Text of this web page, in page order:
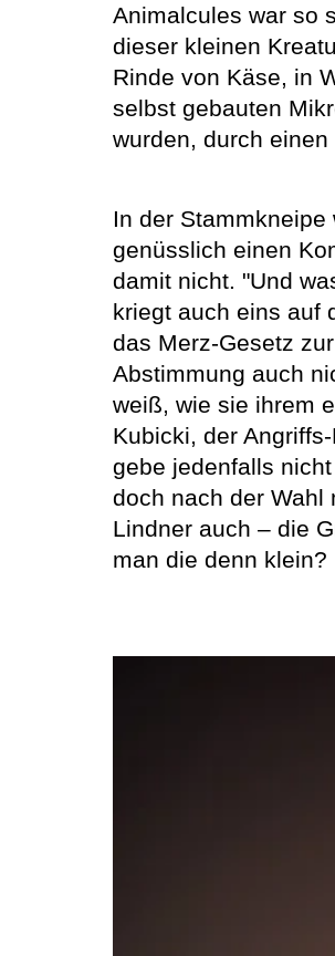
Animalcules war so
dieser kleinen
Rinde von Käse, in
selbst gebauten
wurden, durch
In der
genüsslich einen
damit nicht. "Und
kriegt auch eins auf
das Merz-Gesetz
Abstimmung auch
weiß, wie sie ihrem
Kubicki, der
gebe jedenfalls
doch nach der Wahl
Lindner auch – die
man die denn klein?